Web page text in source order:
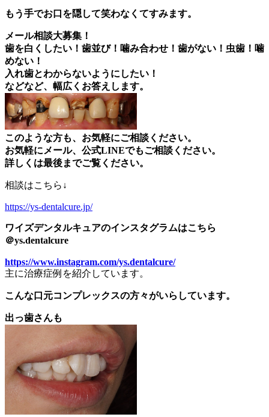
もう手でお口を隠して笑わなくてすみます。
メール相談大募集！
歯を白くしたい！歯並び！噛み合わせ！歯がない！虫歯！噛
めない！
入れ歯とわからないようにしたい！
などなど、幅広くお答えします。
このような方も、お気軽にご相談ください。
お気軽にメール、公式LINEでもご相談ください。
詳しくは最後までご覧ください。
相談はこちら↓
https://ys-dentalcure.jp/
ワイズデンタルキュアのインスタグラムはこちら
＠ys.dentalcure
https://www.instagram.com/ys.dentalcure/
主に治療症例を紹介しています。
こんな口元コンプレックスの方々がいらしています。
出っ歯さんも